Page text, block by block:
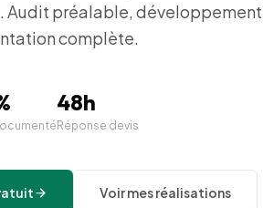
Audit préalable,
complète.
48h
Réponse devis
Voir mes réalisations